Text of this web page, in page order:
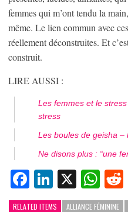
femmes qui m’ont tendu la
même. Le lien commun avec
réellement déconstruites. Et
construit.
LIRE AUSSI :
Les femmes et le
stress
Les boules de geisha –
Ne disons plus : “une
Facebook
LinkedIn
X
RELATED ITEMS ALLIANCE FÉMININE